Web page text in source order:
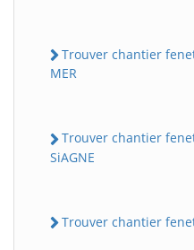
Trouver chantier
MER
Trouver chantier
SiAGNE
Trouver chantier